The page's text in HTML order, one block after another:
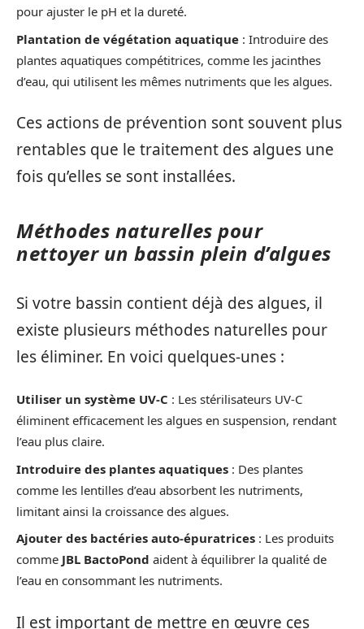
pour ajuster le pH et la dureté.
Plantation de végétation aquatique : Introduire des
plantes aquatiques compétitrices, comme les jacinthes
d’eau, qui utilisent les mêmes nutriments que les algues.
Ces actions de prévention sont souvent plus
rentables que le traitement des algues une
fois qu’elles se sont installées.
Méthodes naturelles pour
nettoyer un bassin plein d’algues
Si votre bassin contient déjà des algues, il
existe plusieurs méthodes naturelles pour
les éliminer. En voici quelques-unes :
Utiliser un système UV-C : Les stérilisateurs UV-C
éliminent efficacement les algues en suspension, rendant
l’eau plus claire.
Introduire des plantes aquatiques : Des plantes
comme les lentilles d’eau absorbent les nutriments,
limitant ainsi la croissance des algues.
Ajouter des bactéries auto-épuratrices : Les produits
comme JBL BactoPond aident à équilibrer la qualité de
l’eau en consommant les nutriments.
Il est important de mettre en œuvre ces